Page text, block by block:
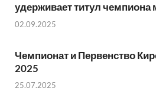
удерживает титул чемпиона
02.09.2025
Чемпионат и Первенство
2025
25.07.2025